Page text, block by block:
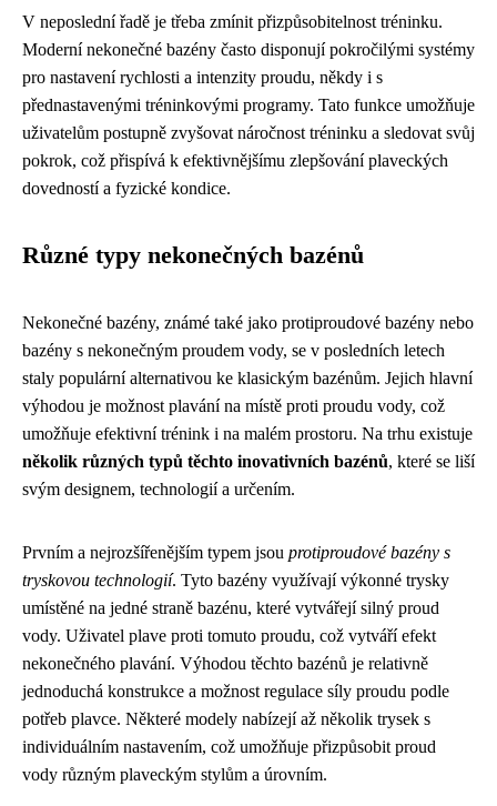
V neposlední řadě je třeba zmínit přizpůsobitelnost tréninku.
Moderní nekonečné bazény často disponují pokročilými systémy
pro nastavení rychlosti a intenzity proudu, někdy i s
přednastavenými tréninkovými programy. Tato funkce umožňuje
uživatelům postupně zvyšovat náročnost tréninku a sledovat svůj
pokrok, což přispívá k efektivnějšímu zlepšování plaveckých
dovedností a fyzické kondice.
Různé typy nekonečných bazénů
Nekonečné bazény, známé také jako protiproudové bazény nebo
bazény s nekonečným proudem vody, se v posledních letech
staly populární alternativou ke klasickým bazénům. Jejich hlavní
výhodou je možnost plavání na místě proti proudu vody, což
umožňuje efektivní trénink i na malém prostoru. Na trhu existuje
několik různých typů těchto inovativních bazénů, které se liší
svým designem, technologií a určením.
Prvním a nejrozšířenějším typem jsou protiproudové bazény s
tryskovou technologií. Tyto bazény využívají výkonné trysky
umístěné na jedné straně bazénu, které vytvářejí silný proud
vody. Uživatel plave proti tomuto proudu, což vytváří efekt
nekonečného plavání. Výhodou těchto bazénů je relativně
jednoduchá konstrukce a možnost regulace síly proudu podle
potřeb plavce. Některé modely nabízejí až několik trysek s
individuálním nastavením, což umožňuje přizpůsobit proud
vody různým plaveckým stylům a úrovním.